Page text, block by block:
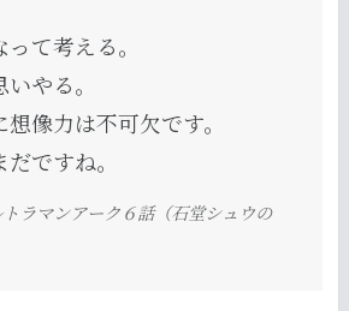
て考える。
やる。
像力は不可欠です。
ですね。
ラマンアーク６話（石堂シュウの